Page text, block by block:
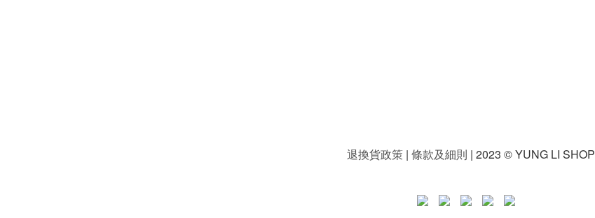
退換貨政策 | 條款及細則 | 2023 © YUNG LI SHOP